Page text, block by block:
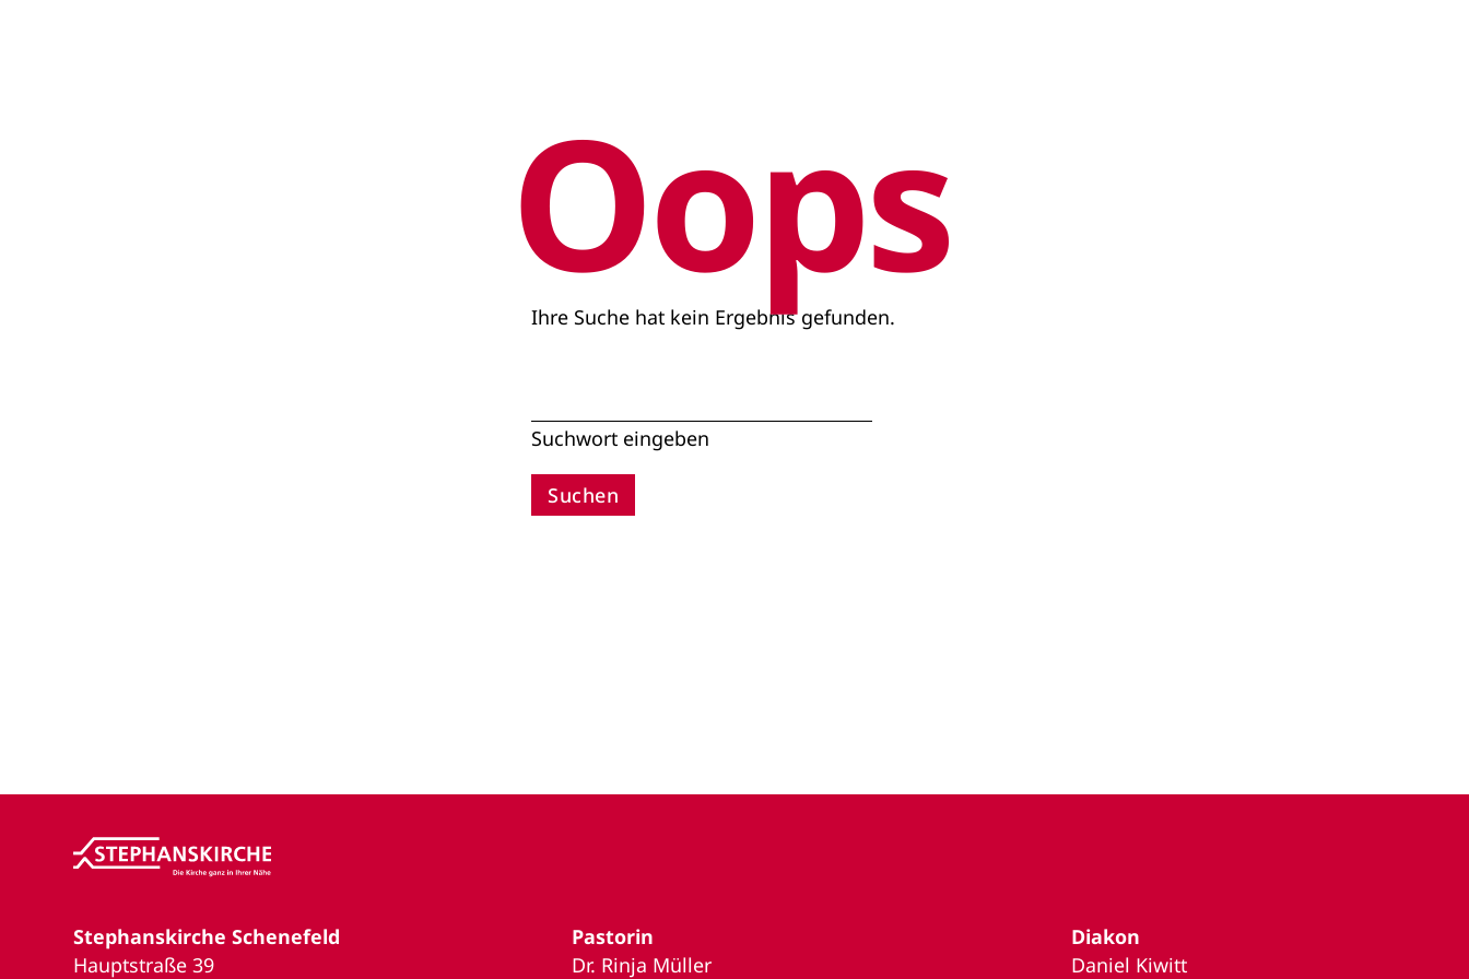
Oops
Ihre Suche hat kein Ergebnis gefunden.
Suchwort eingeben
Stephanskirche Schenefeld
Hauptstraße 39
Pastorin
Dr. Rinja Müller
Diakon
Daniel Kiwitt